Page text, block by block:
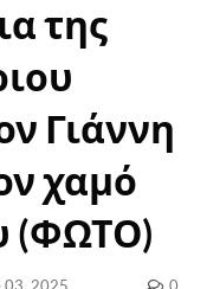
της
Γιάννη
χαμό
(ΦΩΤΟ)